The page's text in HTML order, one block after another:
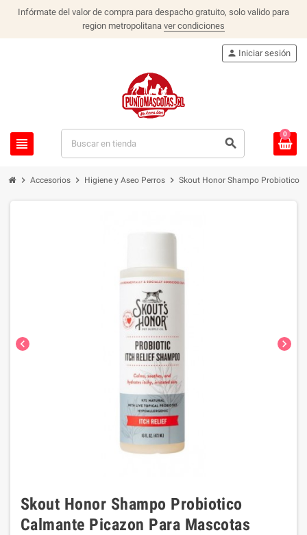
Infórmate del valor de compra para despacho gratuito, solo valido para
region metropolitana ver condiciones
view_headline search
person Iniciar sesión
0
chevron_right Accesorios chevron_right Higiene y Aseo Perros chevron_right Skout Honor Shampo Probiotico
chevron_left chevron_right
Skout Honor Shampo Probiotico
Calmante Picazon Para Mascotas